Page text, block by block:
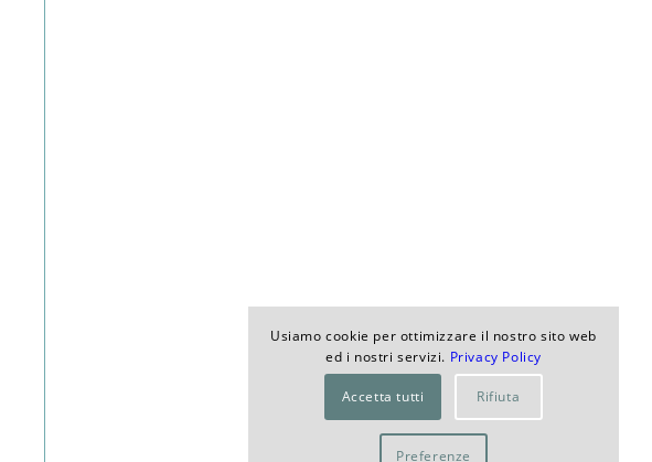
Usiamo cookie per ottimizzare il nostro sito web
ed i nostri servizi. Privacy Policy
Accetta tutti Rifiuta
Preferenze